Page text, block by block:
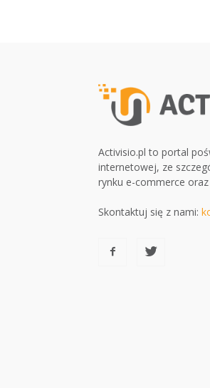
Activisio.pl to portal
internetowej, ze
rynku e-commerce
Skontaktuj się z nami: